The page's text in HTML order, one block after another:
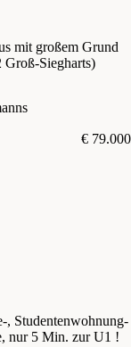
mit großem Grund
Groß-Siegharts)
€ 79.000
, Studentenwohnung-
nur 5 Min. zur U1 !